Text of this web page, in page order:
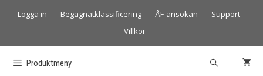
Logga in Begagnatklassificering ÅF-ansökan
Support
Villkor
Produktmeny